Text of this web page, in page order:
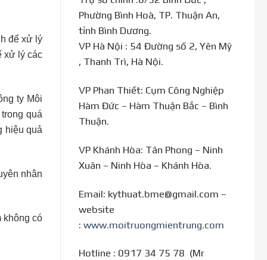
để xử lý
xử lý các
ty Môi
quá
hiệu quả
nhân
không có
Phường Bình Hoà, TP. Thuận An,
tỉnh Bình Dương.
VP Hà Nội : 54 Đường số 2, Yên Mỹ
, Thanh Trì, Hà Nội.
VP Phan Thiết: Cụm Công Nghiệp
Hàm Đức – Hàm Thuận Bắc – Bình
Thuận.
VP Khánh Hòa: Tân Phong – Ninh
Xuân – Ninh Hòa – Khánh Hòa.
Email: kythuat.bme@gmail.com –
website
: www.moitruongmientrung.com
Hotline : 0917 34 75 78 (Mr